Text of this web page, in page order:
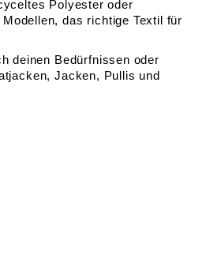
Polyester oder
das richtige Textil für
deinen Bedürfnissen oder
Jacken, Pullis und